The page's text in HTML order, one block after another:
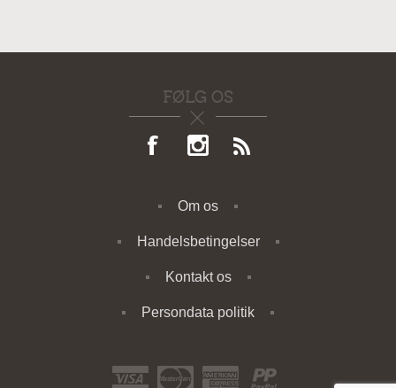
FØLG OS
Om os
Handelsbetingelser
Kontakt os
Persondata politik